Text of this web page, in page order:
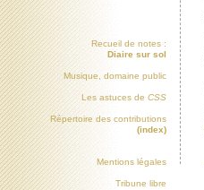
Recueil de notes :
Diaire sur sol
Musique, domaine public
Les astuces de CSS
Répertoire des contributions
(index)
Mentions légales
Tribune libre